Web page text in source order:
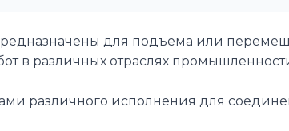
для подъема или
в различных отраслях
различного исполнения для